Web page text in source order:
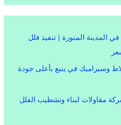
المدينة المنورة | تنفيذ فلل
وسيراميك في ينبع بأعلى جودة
مقاولات لبناء وتشطيب الفلل